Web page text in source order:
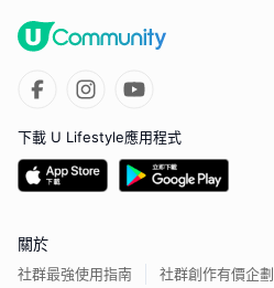
下載 U Lifestyle應用程式
關於
社群最強使用指南 社群創作有價企劃